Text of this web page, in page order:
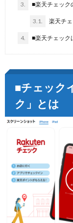
3. ■楽天チェック
3.1. 楽天チ
4. ■楽天チェック
■チェック
ク」とは